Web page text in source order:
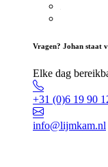
Vragen? Johan staat
Elke dag
+31 (0)6 19 90
info@lijmkam.nl